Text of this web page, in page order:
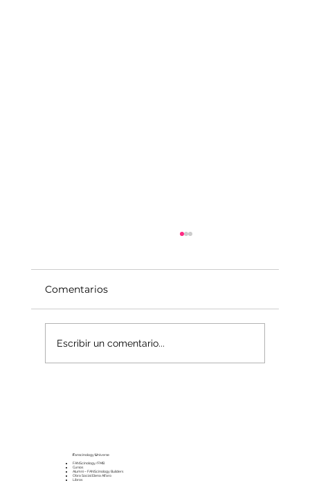
Comentarios
Escribir un comentario...
FanscinologyUniverse
FANScinology/FMB
Cursos
Alumni – FANScinology Builders
Obra Social Elena Alfaro
Libros